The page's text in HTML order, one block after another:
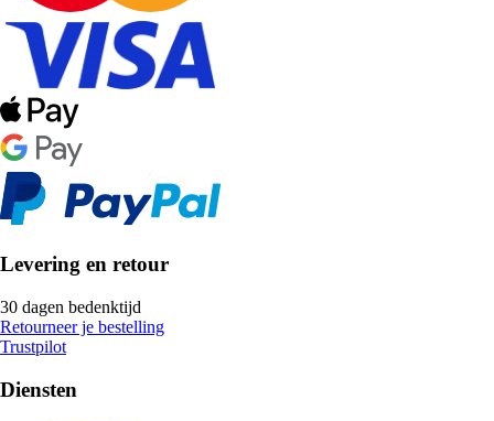
Levering en retour
30 dagen bedenktijd
Retourneer je bestelling
Trustpilot
Diensten